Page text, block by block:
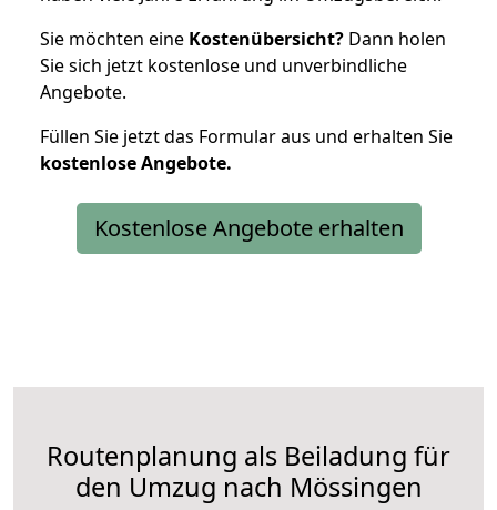
Sie möchten eine Kostenübersicht? Dann holen
Sie sich jetzt kostenlose und unverbindliche
Angebote.
Füllen Sie jetzt das Formular aus und erhalten Sie
kostenloseAngebote.
Kostenlose Angebote erhalten
Routenplanung als Beiladung für
den Umzug nach Mössingen